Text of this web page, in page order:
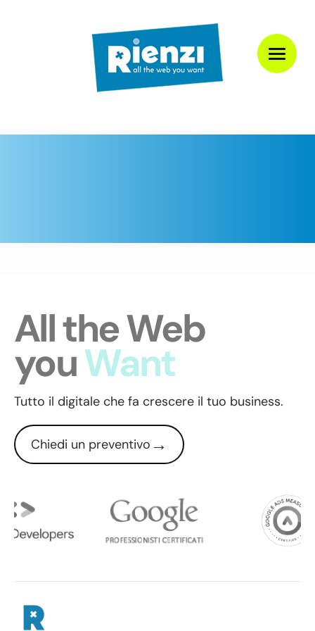
All the Web
youNeed
Tutto il digitale che fa crescere il tuo business.
Chiedi un preventivo →